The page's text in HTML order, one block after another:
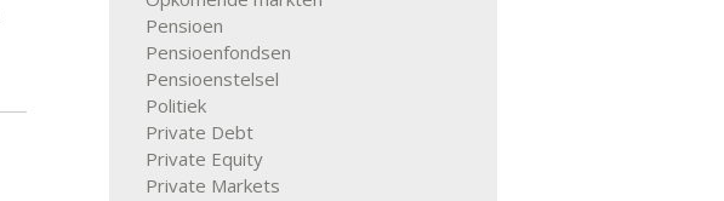
Pensioen
Pensioenfondsen
Pensioenstelsel
Politiek
Private Debt
Private Equity
Private Markets